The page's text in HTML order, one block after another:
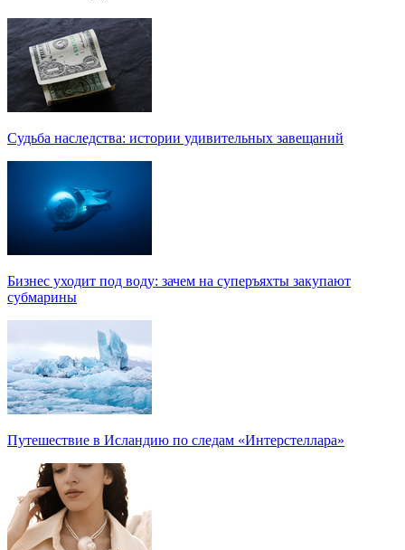
Судьба наследства: истории удивительных завещаний
Бизнес уходит под воду: зачем на суперъяхты закупают
субмарины
Путешествие в Исландию по следам «Интерстеллара»